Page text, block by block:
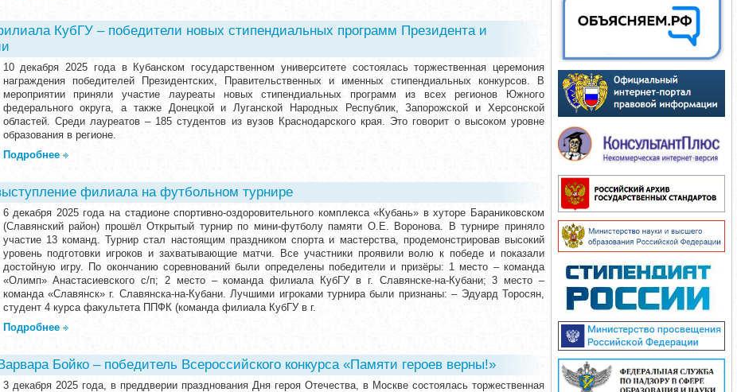
КубГУ – победители новых стипендиальных программ Президента и
10 декабря 2025 года в Кубанском государственном университете состоялась торжественная церемония
награждения победителей Президентских, Правительственных и именных стипендиальных конкурсов. В
мероприятии приняли участие лауреаты новых стипендиальных программ из всех регионов Южного
федерального округа, а также Донецкой и Луганской Народных Республик, Запорожской и Херсонской
областей. Среди лауреатов – 185 студентов из вузов Краснодарского края. Это говорит о высоком уровне
образования в регионе.
Подробнее
филиала на футбольном турнире
6 декабря 2025 года на стадионе спортивно-оздоровительного комплекса «Кубань» в хуторе Бараниковском
(Славянский район) прошёл Открытый турнир по мини-футболу памяти О.Е. Воронова. В турнире приняло
участие 13 команд. Турнир стал настоящим праздником спорта и мастерства, продемонстрировав высокий
уровень подготовки игроков и захватывающие матчи. Все участники проявили волю к победе и показали
достойную игру. По окончанию соревнований были определены победители и призёры: 1 место – команда
«Олимп» Анастасиевского с/п; 2 место – команда филиала КубГУ в г. Славянске-на-Кубани; 3 место –
команда «Славянск» г. Славянска-на-Кубани. Лучшими игроками турнира были признаны: – Эдуард Торосян,
студент 4 курса факультета ППФК (команда филиала КубГУ в г.
Подробнее
Бойко – победитель Всероссийского конкурса «Памяти героев верны!»
3 декабря 2025 года, в преддверии празднования Дня героя Отечества, в Москве состоялась торжественная